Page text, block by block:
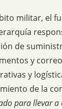
militar, el
de
y
y
de la
para llevar